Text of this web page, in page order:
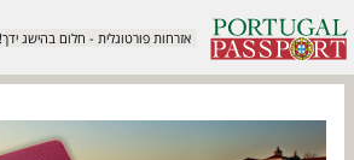
אזרחות פורטוגלית - חלום בהישג ידך!